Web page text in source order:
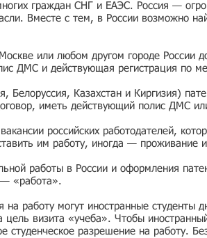
граждан СНГ и ЕАЭС. Россия —
Вместе с тем, в России возможно
или любом другом городе России
ДМС и действующая регистрация по
Белоруссия, Казахстан и Киргизия)
иметь действующий полис ДМС
российских работодателей,
им работу, иногда — проживание
работы в России и оформления
— «работа».
на работу могут иностранные
цель визита «учеба». Чтобы
студенческое разрешение на работу.